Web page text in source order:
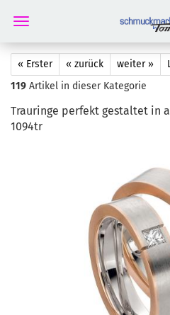
« Erster « zurück weiter »
119 Artikel in dieser Kategorie
Trau­rin­ge per­fekt ge­stal­tet in
1094tr